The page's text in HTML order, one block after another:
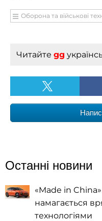
Оборона та військові
Читайте gg
Останні новини
«Made in
намагається
технологіями